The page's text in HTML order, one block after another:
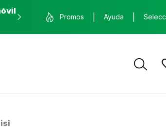
Tienda física en Santa Ana, Costa
Promos Ayuda
Rica